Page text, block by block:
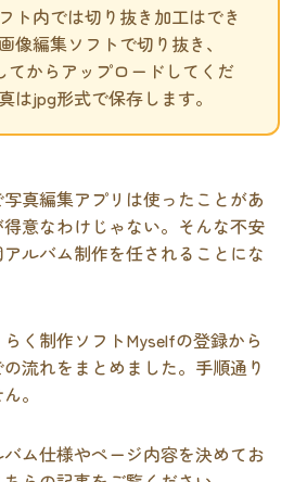
ト内では切り抜き加工はでき
像編集ソフトで切り抜き、
てからアップロードしてくだ
はjpg形式で保存します。
真編集アプリは使ったことがあ
意なわけじゃない。そんな不安
ルバム制作を任されることにな
く制作ソフトMyselfの登録から
流れをまとめました。手順通り
。
ム仕様やページ内容を決めてお